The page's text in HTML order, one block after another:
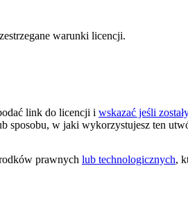
warunki licencji.
link do licencji i wskazać jeśli
sposobu, w jaki wykorzystujesz ten
prawnych lub technologicznych,